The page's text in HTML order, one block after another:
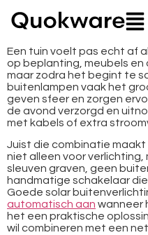
Een tuin voelt pas echt af
op beplanting, meubels en
maar zodra het begint te
buitenlampen vaak het
geven sfeer en zorgen
de avond verzorgd en
met kabels of extra
Juist die combinatie maakt
niet alleen voor verlichting,
sleuven graven, geen
handmatige schakelaar
Goede solar
automatisch aan wanneer
het een praktische
wil combineren met een